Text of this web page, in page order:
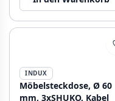
INDUX
Möbelsteckdose, Ø 60
mm, 3xSHUKO, Kabel